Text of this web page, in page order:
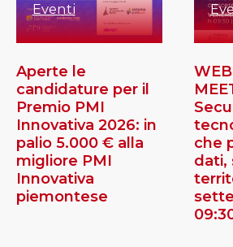
Eventi
Aperte le
candidature per il
Premio PMI
Innovativa 2026: in
palio 5.000 € alla
migliore PMI
Innovativa
piemontese
che
dati,